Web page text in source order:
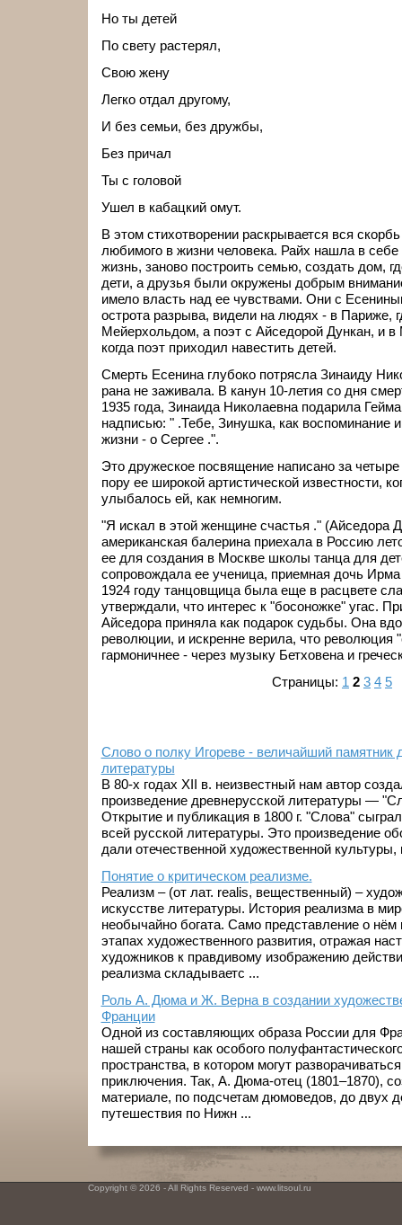
Но ты детей
По свету растерял,
Свою жену
Легко отдал другому,
И без семьи, без дружбы,
Без причал
Ты с головой
Ушел в кабацкий омут.
В этом стихотворении раскрывается вся
любимого в жизни человека. Райх нашла в
жизнь, заново построить семью, создать дом,
дети, а друзья были окружены добрым
имело власть над ее чувствами. Они с
острота разрыва, видели на людях - в Париже,
Мейерхольдом, а поэт с Айседорой Дункан, и
когда поэт приходил навестить детей.
Смерть Есенина глубоко потрясла Зинаиду
рана не заживала. В канун 10-летия со дня
1935 года, Зинаида Николаевна подарила
надписью: " .Тебе, Зинушка, как воспоминание
жизни - о Сергее .".
Это дружеское посвящение написано за
пору ее широкой артистической известности,
улыбалось ей, как немногим.
"Я искал в этой женщине счастья ." (Айседора
американская балерина приехала в Россию
ее для создания в Москве школы танца для
сопровождала ее ученица, приемная дочь
1924 году танцовщица была еще в расцвете
утверждали, что интерес к "босоножке" угас.
Айседора приняла как подарок судьбы. Она
революции, и искренне верила, что революция
гармоничнее - через музыку Бетховена и
Страницы: 1 2 3 4 5
Слово о полку Игореве - величайший памятник
литературы
В 80-х годах XII в. неизвестный нам автор
произведение древнерусской литературы —
Открытие и публикация в 1800 г. "Слова"
всей русской литературы. Это произведение
дали отечественной художественной культуры,
Понятие о критическом реализме.
Реализм – (от лат. realis, вещественный) –
искусстве литературы. История реализма в
необычайно богата. Само представление о
этапах художественного развития, отражая
художников к правдивому изображению
реализма складываетс ...
Роль А. Дюма и Ж. Верна в создании
Франции
Одной из составляющих образа России для
нашей страны как особого
пространства, в котором могут
приключения. Так, А. Дюма-отец (1801–1870),
материале, по подсчетам дюмоведов, до двух
путешествия по Нижн ...
Copyright © 2026 - All Rights Reserved - www.litsoul.ru